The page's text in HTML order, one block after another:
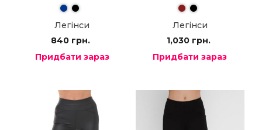
Легінси
840 грн.
Придбати зараз
Легінси
1,030 грн.
Придбати зараз